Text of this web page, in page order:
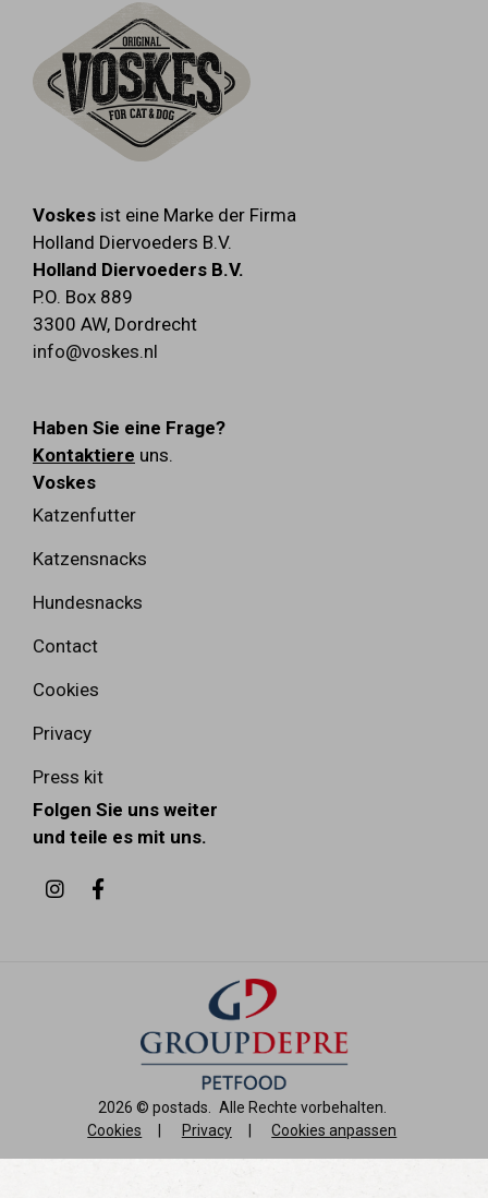
Voskes ist eine Marke der Firma
Holland Diervoeders B.V.
Holland Diervoeders B.V.
P.O. Box 889
3300 AW, Dordrecht
info@voskes.nl
Haben Sie eine Frage?
Kontaktiere uns.
Voskes
Katzenfutter
Katzensnacks
Hundesnacks
Contact
Cookies
Privacy
Press kit
Folgen Sie uns weiter
und teile es mit uns.
2026 © postads
Alle Rechte vorbehalten.
Cookies
Privacy Cookies anpassen